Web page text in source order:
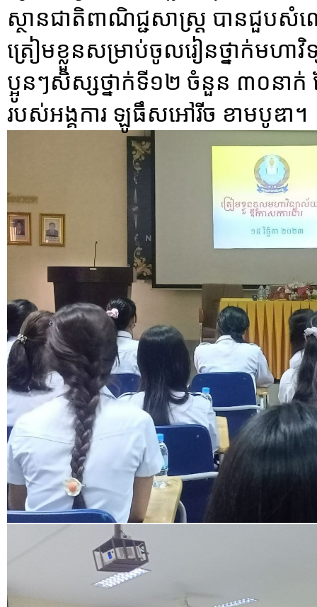
ស្ថានជាតិពាណិជ្ជសាស្រ្ត បានជួ
ត្រៀមខ្លួនសម្រាប់ចូលរៀនថ្នាក់មហា
ប្អូនៗសិស្សថ្នាក់ទី១២ ចំនួន ៣០នា
របស់អង្គការ ឡូធឹសអៅរីច ខាមបូឌា។